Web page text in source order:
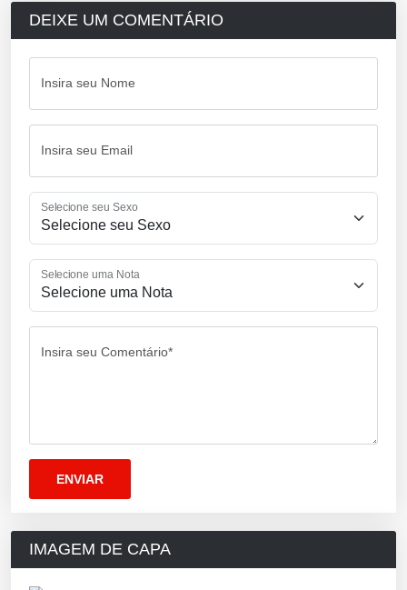
DEIXE UM COMENTÁRIO
Insira seu Nome
Insira seu Email
Selecione seu Sexo
Selecione uma Nota
Insira seu Comentário*
IMAGEM DE CAPA